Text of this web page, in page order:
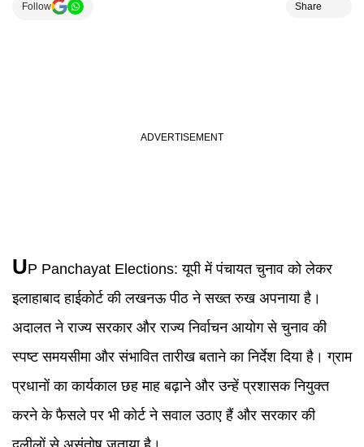
Follow Share
UP Panchayat Elections:यूपी में पंचायत चुनाव को लेकर
इलाहाबाद हाईकोर्ट की लखनऊ पीठ ने सख्त रुख अपनाया है।
अदालत ने राज्य सरकार और राज्य निर्वाचन आयोग से चुनाव की
स्पष्ट समयसीमा और संभावित तारीख बताने का निर्देश दिया है। ग्राम
प्रधानों का कार्यकाल छह माह बढ़ाने और उन्हें प्रशासक नियुक्त
करने के फैसले पर भी कोर्ट ने सवाल उठाए हैं और सरकार की